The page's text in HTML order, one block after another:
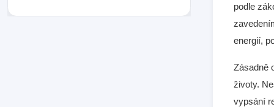
podle
energií,
Zásadně
životy.
vypsání